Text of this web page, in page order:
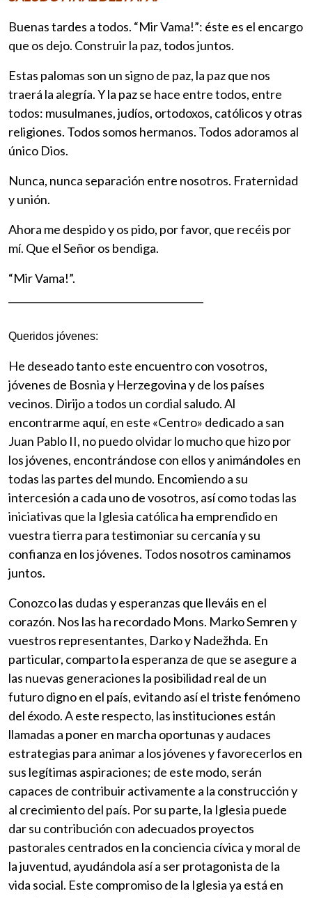
Buenas tardes a todos. “Mir Vama!”: éste es el encargo
que os dejo. Construir la paz, todos juntos.
Estas palomas son un signo de paz, la paz que nos
traerá la alegría. Y la paz se hace entre todos, entre
todos: musulmanes, judíos, ortodoxos, católicos y otras
religiones. Todos somos hermanos. Todos adoramos al
único Dios.
Nunca, nunca separación entre nosotros. Fraternidad
y unión.
Ahora me despido y os pido, por favor, que recéis por
mí. Que el Señor os bendiga.
“Mir Vama!”.
Queridos jóvenes:
He deseado tanto este encuentro con vosotros,
jóvenes de Bosnia y Herzegovina y de los países
vecinos. Dirijo a todos un cordial saludo. Al
encontrarme aquí, en este «Centro» dedicado a san
Juan Pablo II, no puedo olvidar lo mucho que hizo por
los jóvenes, encontrándose con ellos y animándoles en
todas las partes del mundo. Encomiendo a su
intercesión a cada uno de vosotros, así como todas las
iniciativas que la Iglesia católica ha emprendido en
vuestra tierra para testimoniar su cercanía y su
confianza en los jóvenes. Todos nosotros caminamos
juntos.
Conozco las dudas y esperanzas que lleváis en el
corazón. Nos las ha recordado Mons. Marko Semren y
vuestros representantes, Darko y Nadežhda. En
particular, comparto la esperanza de que se asegure a
las nuevas generaciones la posibilidad real de un
futuro digno en el país, evitando así el triste fenómeno
del éxodo. A este respecto, las instituciones están
llamadas a poner en marcha oportunas y audaces
estrategias para animar a los jóvenes y favorecerlos en
sus legítimas aspiraciones; de este modo, serán
capaces de contribuir activamente a la construcción y
al crecimiento del país. Por su parte, la Iglesia puede
dar su contribución con adecuados proyectos
pastorales centrados en la conciencia cívica y moral de
la juventud, ayudándola así a ser protagonista de la
vida social. Este compromiso de la Iglesia ya está en